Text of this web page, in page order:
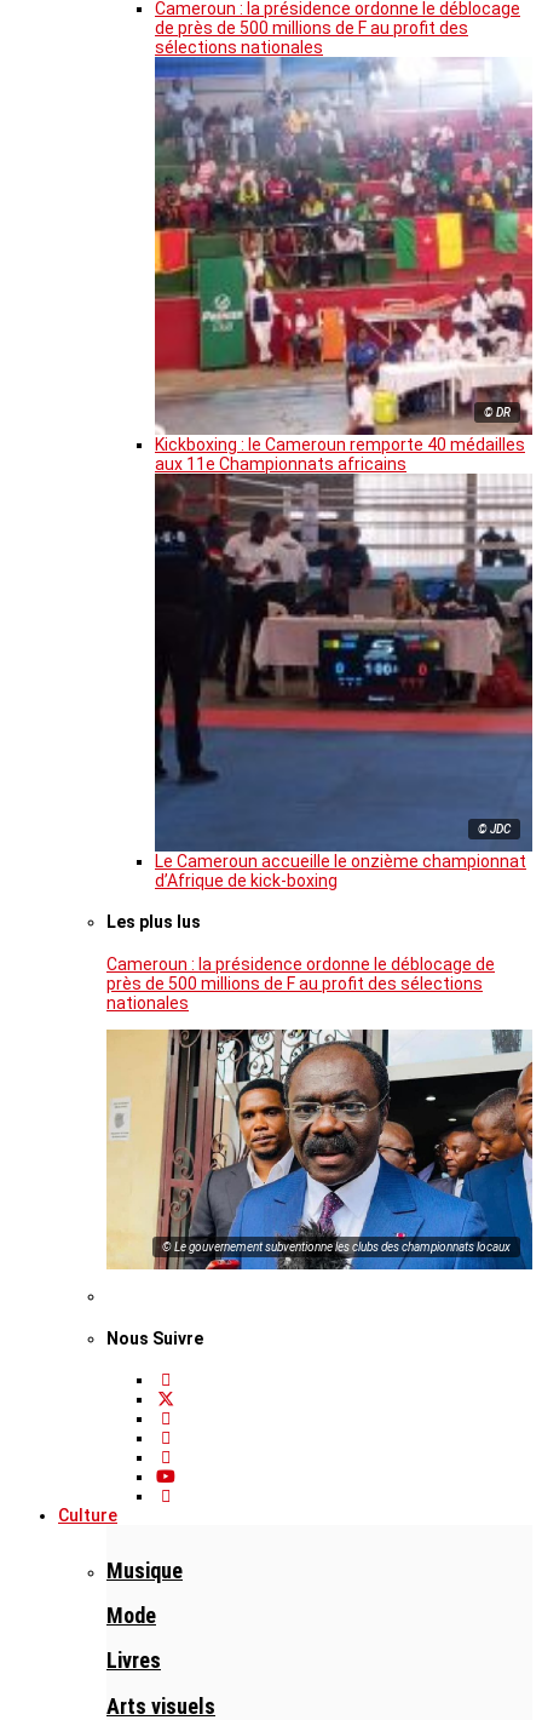
Cameroun : la présidence ordonne le déblocage
de près de 500 millions de F au profit des
sélections nationales
© DR
Kickboxing : le Cameroun remporte 40 médailles
aux 11e Championnats africains
© JDC
Le Cameroun accueille le onzième championnat
d’Afrique de kick-boxing
Les plus lus
Cameroun : la présidence ordonne le déblocage de
près de 500 millions de F au profit des sélections
nationales
© Le gouvernement subventionne les clubs des championnats locaux
Nous Suivre
Culture
Musique
Mode
Livres
Arts visuels